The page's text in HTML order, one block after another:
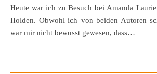
Heute war ich zu Besuch bei Amanda
Holden. Obwohl ich von beiden Autoren
war mir nicht bewusst gewesen, dass…